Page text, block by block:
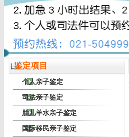
鉴定项目
个人亲子鉴定
司法亲子鉴定
胎儿羊水亲子鉴定
国际移民亲子鉴定